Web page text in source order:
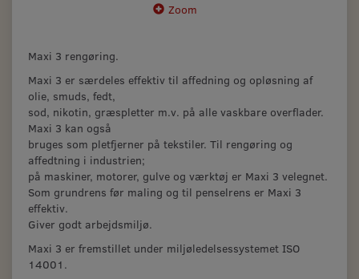
Zoom
Maxi 3 rengøring.
Maxi 3 er særdeles effektiv til affedning og opløsning af
olie, smuds, fedt,
sod, nikotin, græspletter m.v. på alle vaskbare overflader.
Maxi 3 kan også
bruges som pletfjerner på tekstiler. Til rengøring og
affedtning i industrien;
på maskiner, motorer, gulve og værktøj er Maxi 3 velegnet.
Som grundrens før maling og til penselrens er Maxi 3
effektiv.
Giver godt arbejdsmiljø.
Maxi 3 er fremstillet under miljøledelsessystemet ISO
14001.